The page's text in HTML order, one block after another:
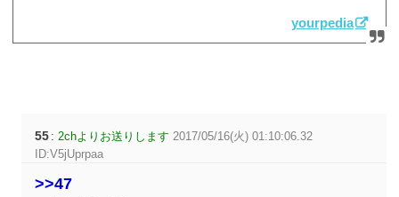
yourpedia
55 : 2chよりお送りします 2017/05/16(火) 01:10:06.32
ID:V5jUprpaa
>>47